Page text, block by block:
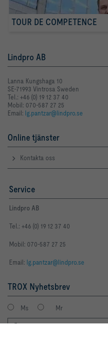
TOUR DE COMPETENCE
Lindpro AB
Lanna Kungshaga 10
SE-71993 Vintrosa Sweden
Tel.: +46 (0) 19 12 37 40
Mobil: 070-587 27 25
Email: lg.pantzar@lindpro.se
Online tjänster
Kontakta oss
Service
Lindpro AB
Tel.: +46 (0) 19 12 37 40
Mobil: 070-587 27 25
Email: lg.pantzar@lindpro.se
TROX Nyhetsbrev
Ms Mr